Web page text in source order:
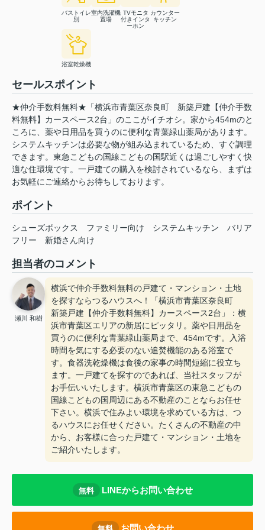
バストイレ
別
室内洗濯機
置場
TVモニタ
付きインタ
ーホン
カウンター
キッチン
浴室乾燥機
セールスポイント
★仲介手数料無料★「横浜市青葉区奈良町 新築戸建【仲介手数
料無料】カースペース2台」のここがイチオシ。家から454mのと
ころに、薬や日用品を買うのに便利な青葉緑山薬局があります。
システムキッチンは必要な物が組み込まれているため、すぐ調理
できます。東急こどもの国線こどもの国駅近くは過ごしやすく快
適な住環境です。一戸建ての購入を検討されているなら、まずは
お気軽にご連絡からお待ちしております。
ポイント
シューズボックス ファミリー向け システムキッチン
バリア
フリー
新婚さん向け
担当者のコメント
瀬川 和樹
横浜で仲介手数料無料の戸建て・マンション・土地
を探すならつるハウスへ！「横浜市青葉区奈良町
新築戸建【仲介手数料無料】カースペース2台」：横
浜市青葉区エリアの新居にピッタリ。薬や日用品を
買うのに便利な青葉緑山薬局まで、454mです。入浴
時間を気にする必要のない追焚機能のある浴室で
す。食器洗乾燥機は食後の家事の時間短縮に役立ち
ます。一戸建てを探すのであれば、当社スタッフが
お手伝いいたします。横浜市青葉区の東急こどもの
国線こどもの国周辺にある不動産のことならお任せ
下さい。横浜で住みよい環境を求めている方は、つ
るハウスにお任せください。たくさんの不動産の中
から、お客様に合った戸建て・マンション・土地を
ご紹介いたします。
無料 LINEからお問い合わせ
お問い合わせ